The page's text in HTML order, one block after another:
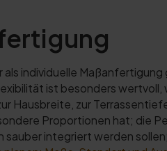
individuelle
ist besonders
Hausbreite, zur
Proportionen hat; die
integriert werden